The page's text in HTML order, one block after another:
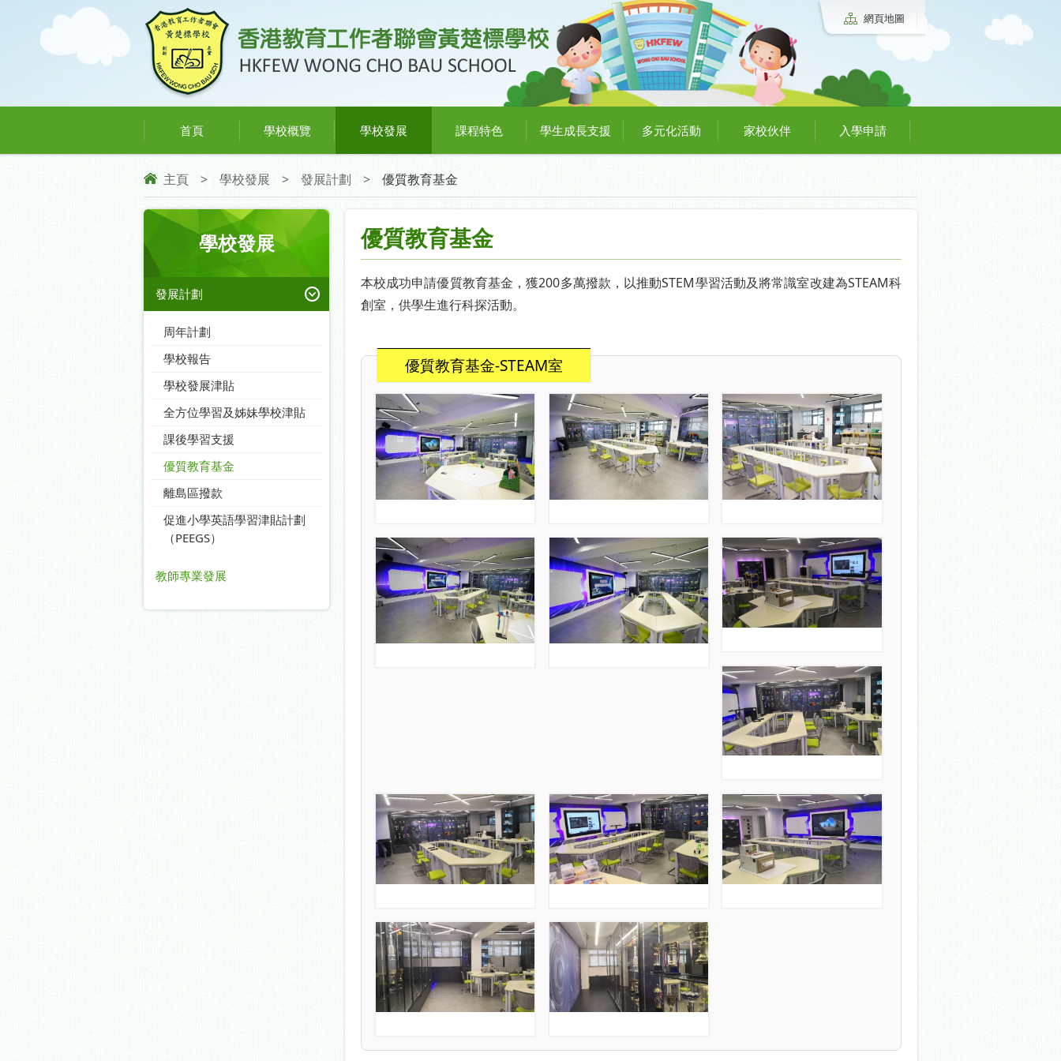
網頁地圖
首頁 學校概覽 學校發展 課程特色 學生成長支援 多元化活動 家校伙伴 入學申請
主頁 > 學校發展 > 發展計劃 > 優質教育基金
學校發展
發展計劃
周年計劃
學校報告
學校發展津貼
全方位學習及姊妹學校津貼
課後學習支援
優質教育基金
離島區撥款
促進小學英語學習津貼計劃
（PEEGS）
教師專業發展
優質教育基金
本校成功申請優質教育基金，獲200多萬撥款，以推動STEM學習活動及將常識室改建為STEAM科
創室，供學生進行科探活動。
優質教育基金-STEAM室